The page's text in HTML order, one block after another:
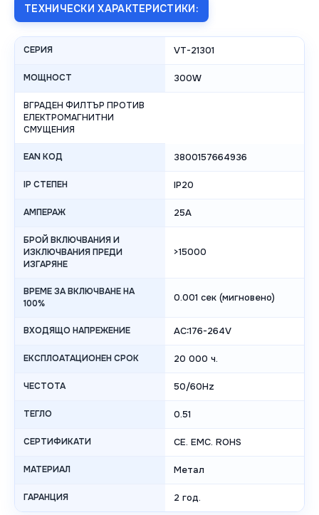
ТЕХНИЧЕСКИ ХАРАКТЕРИСТИКИ:
СЕРИЯ VT-21301
МОЩНОСТ 300W
ВГРАДЕН ФИЛТЪР ПРОТИВ
ЕЛЕКТРОМАГНИТНИ
СМУЩЕНИЯ
EAN КОД 3800157664936
IP СТЕПЕН IP20
АМПЕРАЖ 25A
БРОЙ ВКЛЮЧВАНИЯ И
ИЗКЛЮЧВАНИЯ ПРЕДИ
ИЗГАРЯНЕ
>15000
ВРЕМЕ ЗА ВКЛЮЧВАНЕ НА
100%
0.001 сек (мигновено)
ВХОДЯЩО НАПРЕЖЕНИЕ AC:176-264V
ЕКСПЛОАТАЦИОНЕН СРОК 20 000 ч.
ЧЕСТОТА 50/60Hz
ТЕГЛО 0.51
СЕРТИФИКАТИ CE. EMC. ROHS
МАТЕРИАЛ Метал
ГАРАНЦИЯ 2 год.